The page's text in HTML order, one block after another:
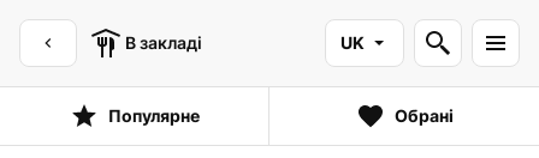
В закладі UK
Популярне Обрані